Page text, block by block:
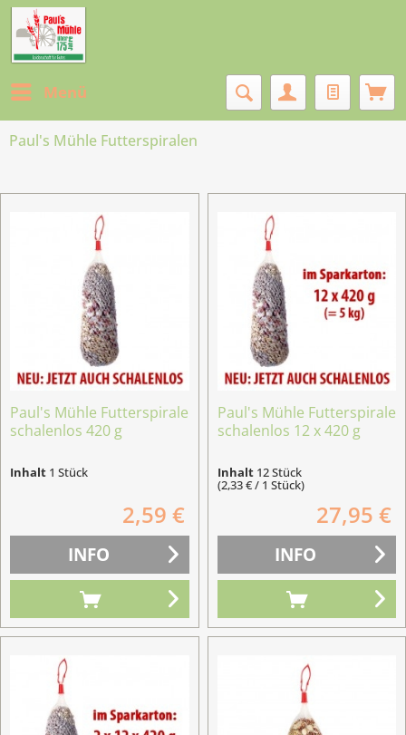
Menü
Paul's Mühle Futterspiralen
Paul's Mühle Futterspirale
schalenlos 420 g
Inhalt 1 Stück
2,59 €
INFO
Paul's Mühle Futterspirale
schalenlos 12 x 420 g
Inhalt 12 Stück
(2,33 € / 1 Stück)
27,95 €
INFO